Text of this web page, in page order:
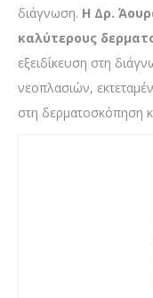
διάγνωση. Η Δρ.
καλύτερους
εξειδίκευση στη
νεοπλασιών,
στη δερματοσκόπηση